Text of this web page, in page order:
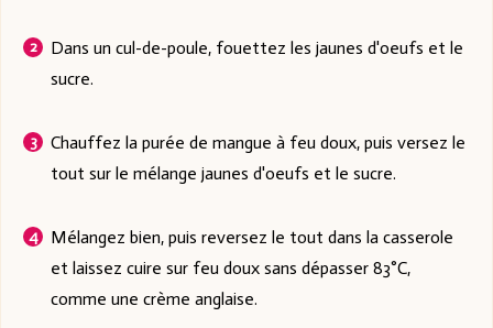
Dans un cul-de-poule, fouettez les jaunes d'oeufs et le
sucre.
Chauffez la purée de mangue à feu doux, puis versez le
tout sur le mélange jaunes d'oeufs et le sucre.
Mélangez bien, puis reversez le tout dans la casserole
et laissez cuire sur feu doux sans dépasser 83°C,
comme une crème anglaise.